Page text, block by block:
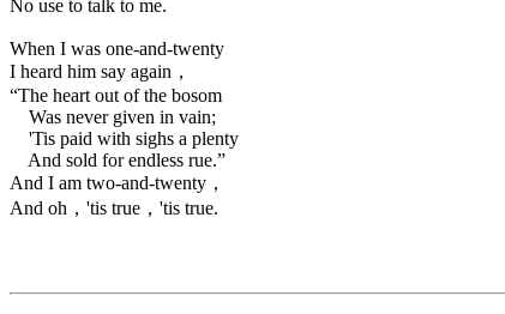
No use to talk to me.
When I was one-and-twenty
I heard him say again，
“The heart out of the bosom
Was never given in vain;
'Tis paid with sighs a plenty
And sold for endless rue.”
And I am two-and-twenty，
And oh，'tis true，'tis true.